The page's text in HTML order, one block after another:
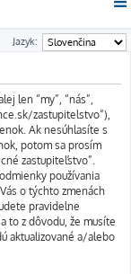
d
a
Jazyk:
len “my”, “nás”,
zastupitelstvo”),
Ak nesúhlasíte s
potom sa prosím
zastupiteľstvo”.
používania
o týchto zmenách
pravidelne
to z dôvodu, že musíte
aktualizované a/alebo